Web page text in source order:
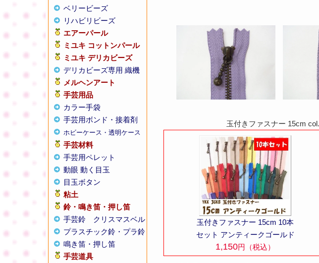
ベリービーズ
リハビリビーズ
エアーパール
ミユキ コットンパール
ミユキ デリカビーズ
デリカビーズ専用 織機
メルヘンアート
手芸用品
カラー手袋
手芸用ボンド・接着剤
ホビーケース・透明ケース
手芸材料
手芸用ペレット
動眼 動く目玉
目玉ボタン
粘土
鈴・鳴き笛・押し笛
手芸鈴
クリスマスベル
プラスチック鈴・プラ鈴
鳴き笛・押し笛
手芸道具
玉付きファスナー 15cm
玉付きファスナー 15cm 10本
セット アンティークゴールド
1,150円（税込）